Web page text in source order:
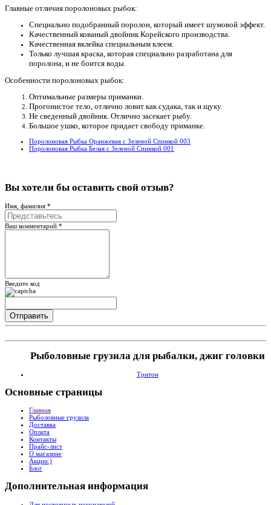
Главные отличия поролоновых рыбок:
Специально подобранный поролон, который имеет шумовой эффект.
Качественный кованый двойник Корейского производства.
Качественная вклейка специальным клеем.
Только лучшая краска, которая специально разработана для
поролона, и не боится воды.
Особенности поролоновых рыбок:
Оптимальные размеры приманки.
Прогонистое тело, отлично ловит как судака, так и щуку.
Не сведенный двойник. Отлично засекает рыбу.
Большое ушко, которое придает свободу приманке.
Поролоновая Рыбка Оранжевая с Зеленой Спинкой 003
Поролоновая Рыбка Белая с Зеленой Спинкой 001
Вы хотели бы оставить свой отзыв?
Имя, фамилия *
Ваш комментарий *
Введите код
Рыболовные грузила для рыбалки, джиг головки
Тритон
Основные страницы
Главная
Рыболовные грузила
Доставка
Оплата
Контакты
Прайс-лист
О магазине
Акции:)
Блог
Дополнительная информация